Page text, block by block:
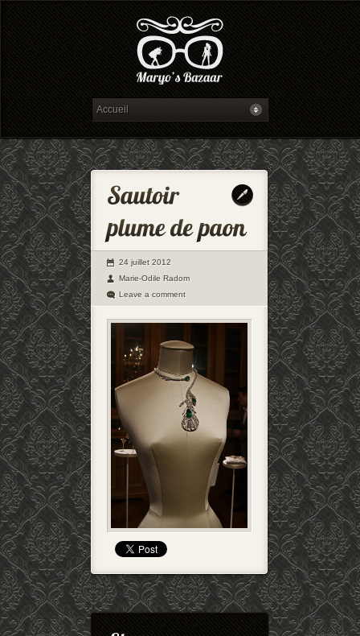
24 juillet 2012
Marie-Odile Radom
Leave a comment